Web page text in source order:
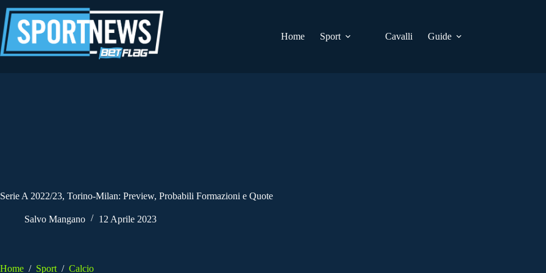
al
contenuto
Home
Sport Cavalli Guide
Serie A 2022/23, Torino-Milan: Preview, Probabili Formazioni e Quote
Salvo Mangano 12 Aprile 2023
Home / Sport / Calcio